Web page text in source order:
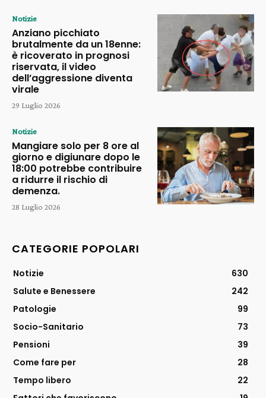
Notizie
Anziano picchiato
brutalmente da un 18enne:
è ricoverato in prognosi
riservata, il video
dell’aggressione diventa
virale
29 Luglio 2026
Notizie
Mangiare solo per 8 ore al
giorno e digiunare dopo le
18:00 potrebbe contribuire
a ridurre il rischio di
demenza.
28 Luglio 2026
CATEGORIE POPOLARI
Notizie
630
Salute e Benessere
242
Patologie
99
Socio-Sanitario
73
Pensioni
39
Come fare per
28
Tempo libero
22